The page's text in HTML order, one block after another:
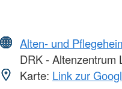
Alten- und
DRK - Altenzentrum
Karte: Link zur